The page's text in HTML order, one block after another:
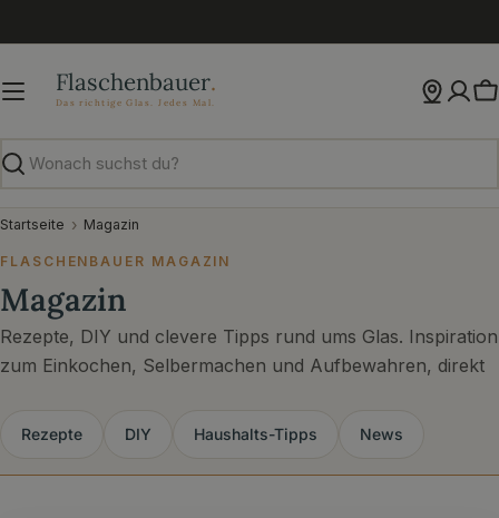
Inhalt
Suchen
Startseite Magazin
FLASCHENBAUER MAGAZIN
Magazin
Rezepte, DIY und clevere Tipps rund ums Glas. Inspiration
zum Einkochen, Selbermachen und Aufbewahren, direkt
Rezepte DIY Haushalts-Tipps News